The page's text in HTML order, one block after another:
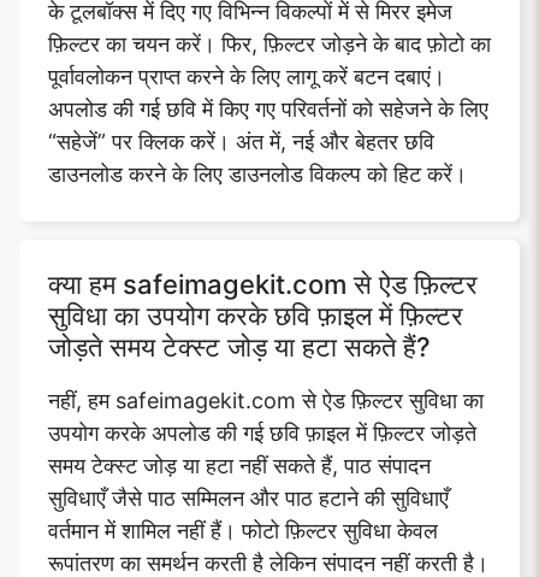
के टूलबॉक्स में दिए गए विभिन्न विकल्पों में से मिरर इमेज
फ़िल्टर का चयन करें। फिर, फ़िल्टर जोड़ने के बाद फ़ोटो का
पूर्वावलोकन प्राप्त करने के लिए लागू करें बटन दबाएं।
अपलोड की गई छवि में किए गए परिवर्तनों को सहेजने के लिए
“सहेजें” पर क्लिक करें। अंत में, नई और बेहतर छवि
डाउनलोड करने के लिए डाउनलोड विकल्प को हिट करें।
क्या हम safeimagekit.com से ऐड फ़िल्टर
सुविधा का उपयोग करके छवि फ़ाइल में फ़िल्टर
जोड़ते समय टेक्स्ट जोड़ या हटा सकते हैं?
नहीं, हम safeimagekit.com से ऐड फ़िल्टर सुविधा का
उपयोग करके अपलोड की गई छवि फ़ाइल में फ़िल्टर जोड़ते
समय टेक्स्ट जोड़ या हटा नहीं सकते हैं, पाठ संपादन
सुविधाएँ जैसे पाठ सम्मिलन और पाठ हटाने की सुविधाएँ
वर्तमान में शामिल नहीं हैं। फोटो फ़िल्टर सुविधा केवल
रूपांतरण का समर्थन करती है लेकिन संपादन नहीं करती है।